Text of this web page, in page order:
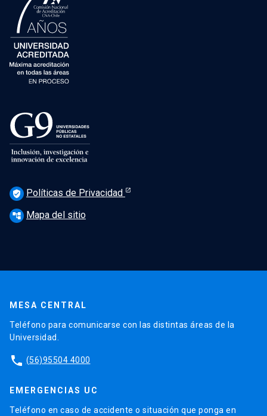
verified_user Políticas de Privacidad
account_tree Mapa del sitio
MESA CENTRAL
Teléfono para comunicarse con las distintas áreas de la
Universidad.
phone (56)95504 4000
EMERGENCIAS UC
Teléfono en caso de accidente o situación que ponga en